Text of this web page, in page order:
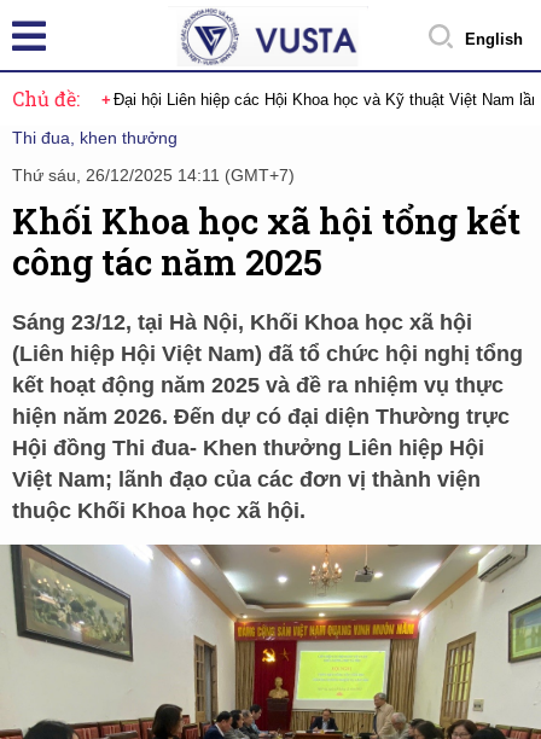
English
Chủ đề: Đại hội Liên hiệp các Hội Khoa học và Kỹ thuật Việt Nam
Thi đua, khen thưởng
Thứ sáu, 26/12/2025 14:11 (GMT+7)
Khối Khoa học xã hội tổng kết
công tác năm 2025
Sáng 23/12, tại Hà Nội, Khối Khoa học xã hội
(Liên hiệp Hội Việt Nam) đã tổ chức hội nghị tổng
kết hoạt động năm 2025 và đề ra nhiệm vụ thực
hiện năm 2026. Đến dự có đại diện Thường trực
Hội đồng Thi đua- Khen thưởng Liên hiệp Hội
Việt Nam; lãnh đạo của các đơn vị thành viện
thuộc Khối Khoa học xã hội.